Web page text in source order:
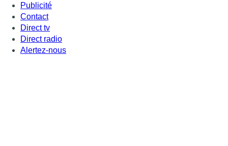
Publicité
Contact
Direct tv
Direct radio
Alertez-nous